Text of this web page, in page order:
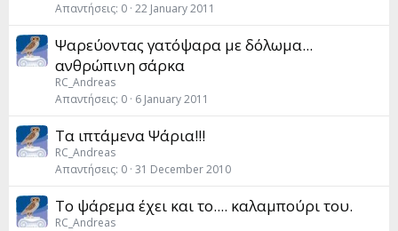
Απαντήσεις 0 22 January 2011
Ψαρεύοντας γατόψαρα με δόλωμα...
ανθρώπινη σάρκα
RC_Andreas
Απαντήσεις 0 6 January 2011
Τα ιπτάμενα Ψάρια!!!
RC_Andreas
Απαντήσεις 0 31 December 2010
Το ψάρεμα έχει και το.... καλαμπούρι του.
RC_Andreas